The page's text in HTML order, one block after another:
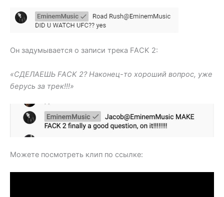
Он задумывается о записи трека FACK 2:
«СДЕЛАЕШЬ FACK 2? Наконец-то хороший вопрос, уже
берусь за трек!!!»
Можете посмотреть клип по ссылке: